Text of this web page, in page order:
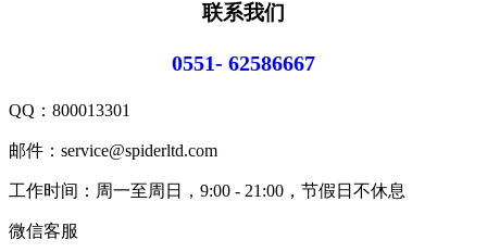
联系我们
0551- 62586667
QQ： 800013301
邮件：service@spiderltd.com
工作时间：周一至周日，9:00 - 21:00，节假日不休息
微信客服